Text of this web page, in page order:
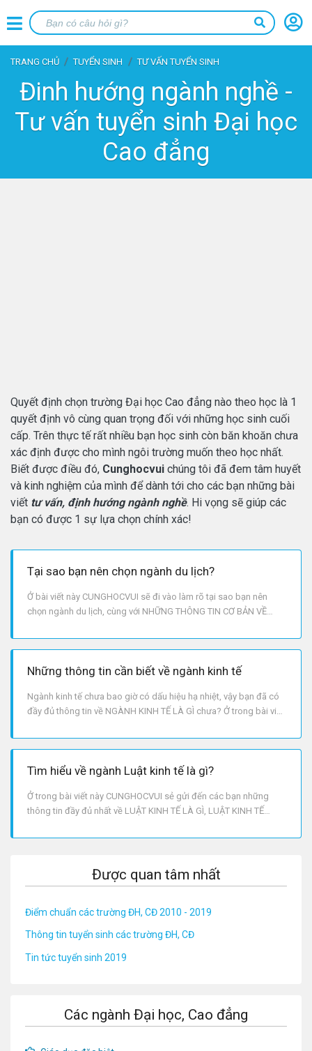
TRANG CHỦ TUYỂN SINH TƯ VẤN TUYỂN SINH
Đinh hướng ngành nghề -
Tư vấn tuyển sinh Đại học
Cao đẳng
Quyết định chọn trường Đại học Cao đẳng nào theo học là 1
quyết định vô cùng quan trọng đối với những học sinh cuối
cấp. Trên thực tế rất nhiều bạn học sinh còn băn khoăn chưa
xác định được cho mình ngôi trường muốn theo học nhất.
Biết được điều đó, Cunghocvui chúng tôi đã đem tâm huyết
và kinh nghiệm của mình để dành tới cho các bạn những bài
viết tư vấn, định hướng ngành nghề. Hi vọng sẽ giúp các
bạn có được 1 sự lựa chọn chính xác!
Tại sao bạn nên chọn ngành du lịch?
Ở bài viết này CUNGHOCVUI sẽ đi vào làm rõ tại sao bạn nên
chọn ngành du lịch, cùng với NHỮNG THÔNG TIN CƠ BẢN VỀ
NGÀNH DU LỊCH THI KHỐI NÀO,. NGÀNH DU LỊCH NÊN HỌC
ngay nào! [tại sao
Những thông tin cần biết về ngành kinh tế
Ngành kinh tế chưa bao giờ có dấu hiệu hạ nhiệt, vậy bạn đã có
đầy đủ thông tin về NGÀNH KINH TẾ LÀ GÌ chưa? Ở trong bài viết
TẾ GỒM NHỮNG NGÀNH NÀO, MÃ NGÀNH KINH TẾ, CÁC NGÀNH
thông
Tìm hiểu về ngành Luật kinh tế là gì?
Ở trong bài viết này CUNGHOCVUI sẻ gửi đến các bạn những
thông tin đầy đủ nhất về LUẬT KINH TẾ LÀ GÌ, LUẬT KINH TẾ
KINH TẾ THI KHỐI NÀO, HỌC LUẬT KINH TẾ CÓ DỄ XIN VIỆC
cùng đi tìm hiểu nĐược quan tâm nhất
Điểm chuẩn các trường ĐH, CĐ 2010 - 2019
Thông tin tuyển sinh các trường ĐH, CĐ
Tin tức tuyển sinh 2019
Các ngành Đại học, Cao đẳng